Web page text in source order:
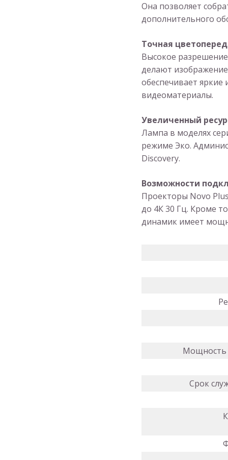
Она позволяет
дополнительного
Точная
Высокое разрешение
делают
обеспечивает
видеоматериалы.
Увеличенный
Лампа в моделях
режиме Эко.
Discovery.
Возможности
Проекторы Novo
до 4К 30 Гц. Кроме
динамик имеет
Мощность
Срок